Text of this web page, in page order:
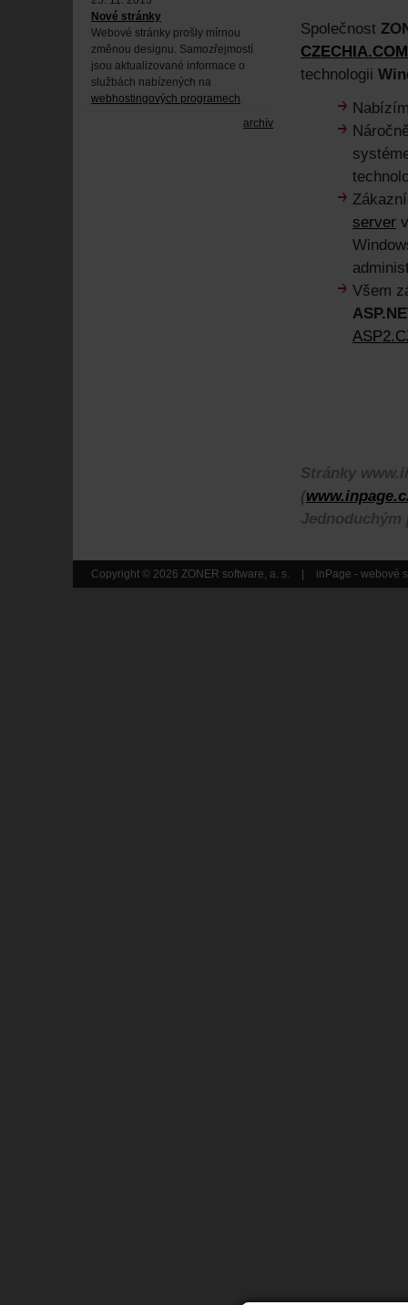
Společnost
CZECHIA.COM
technologii
server
Všem
Stránky
(
Nové stránky
Webové stránky prošly mírnou
změnou designu. Samozřejmostí
jsou aktualizované informace o
službách nabízených na
webhostingových programech.
archív
Copyright © 2026 ZONER software, a. s. | inPage - webové